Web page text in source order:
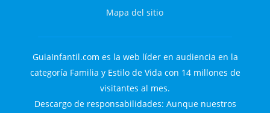
Mapa del sitio
GuiaInfantil.com es la web líder en audiencia en la
categoría Familia y Estilo de Vida con 14 millones de
visitantes al mes.
Descargo de responsabilidades: Aunque nuestros